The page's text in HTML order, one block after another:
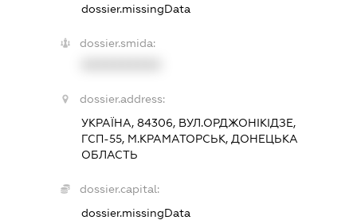
dossier.missingData
dossier.smida:
dossier.address:
УКРАЇНА, 84306, ВУЛ.ОРДЖОНІКІДЗЕ,
ГСП-55, М.КРАМАТОРСЬК, ДОНЕЦЬКА
ОБЛАСТЬ
dossier.capital:
dossier.missingData